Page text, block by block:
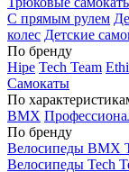
С прямым рулем
колес Детские
По бренду
Hipe Tech Team
Самокаты
По
BMX
По бренду
Велосипеды BMX
Велосипеды Tech